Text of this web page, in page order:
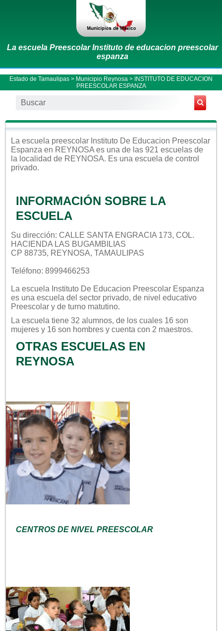
La escuela Preescolar Instituto de educacion preescolar
espanza
Estado de Tamaulipas > Municipio Reynosa > INSTITUTO DE EDUCACION
PREESCOLAR ESPANZA
La escuela preescolar Instituto De Educacion Preescolar
Espanza en REYNOSA es una de las 921 escuelas de
la localidad de REYNOSA. Es una escuela de control
privado.
INFORMACIÓN SOBRE LA
ESCUELA
Su dirección: CALLE SANTA ENGRACIA 173, COL.
HACIENDA LAS BUGAMBILIAS
CP 88735, REYNOSA, TAMAULIPAS
Teléfono: 8999466253
La escuela Instituto De Educacion Preescolar Espanza
es una escuela del sector privado, de nivel educativo
Preescolar y de turno matutino.
La escuela tiene 32 alumnos, de los cuales 16 son
mujeres y 16 son hombres y cuenta con 2 maestros.
OTRAS ESCUELAS EN
REYNOSA
CENTROS DE NIVEL PREESCOLAR